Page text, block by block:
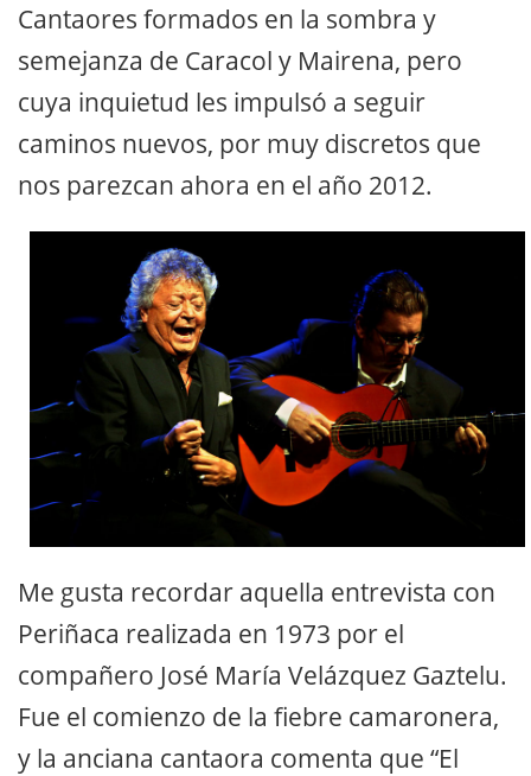
Cantaores formados en la sombra y
semejanza de Caracol y Mairena, pero
cuya inquietud les impulsó a seguir
caminos nuevos, por muy discretos que
nos parezcan ahora en el año 2012.
Me gusta recordar aquella entrevista con
Periñaca realizada en 1973 por el
compañero José María Velázquez Gaztelu.
Fue el comienzo de la fiebre camaronera,
y la anciana cantaora comenta que “El